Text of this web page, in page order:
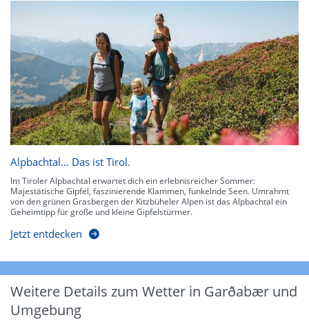
Alpbachtal… Das ist Tirol.
Im Tiroler Alpbachtal erwartet dich ein erlebnisreicher Sommer:
Majestätische Gipfel, faszinierende Klammen, funkelnde Seen. Umrahmt
von den grünen Grasbergen der Kitzbüheler Alpen ist das Alpbachtal ein
Geheimtipp für große und kleine Gipfelstürmer.
Jetzt entdecken
Weitere Details zum Wetter in Garðabær und
Umgebung